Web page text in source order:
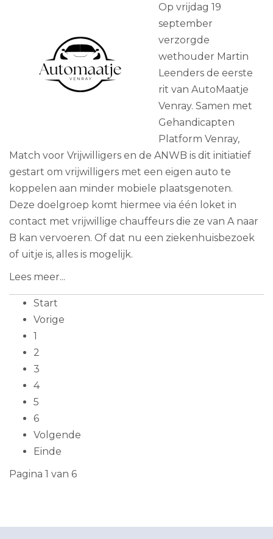
Op vrijdag 19
september
verzorgde
wethouder Martin
Leenders de eerste
rit van AutoMaatje
Venray. Samen met
Gehandicapten
Platform Venray,
Match voor Vrijwilligers en de ANWB is dit initiatief
gestart om vrijwilligers met een eigen auto te
koppelen aan minder mobiele plaatsgenoten.
Deze doelgroep komt hiermee via één loket in
contact met vrijwillige chauffeurs die ze van A naar
B kan vervoeren. Of dat nu een ziekenhuisbezoek
of uitje is, alles is mogelijk.
Lees meer...
Start
Vorige
1
2
3
4
5
6
Volgende
Einde
Pagina 1 van 6